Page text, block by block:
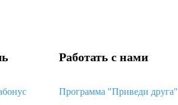
Работать с нами
Программа "Приведи друга"